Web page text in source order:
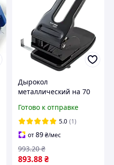
Дырокол
металлический на 70
мм, ВМ. 4081-01
Готово к отправке
5.0 (1)
от89₴/мес
893.88₴
993.20 ₴